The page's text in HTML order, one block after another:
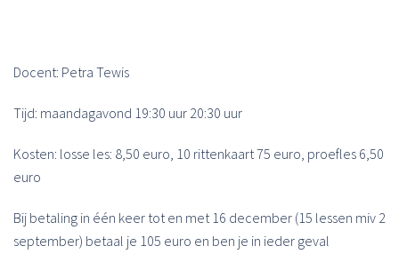
Docent: Petra Tewis
Tijd: maandagavond 19:30 uur 20:30 uur
Kosten: losse les: 8,50 euro, 10 rittenkaart 75 euro, proefles 6,50
euro
Bij betaling in één keer tot en met 16 december (15 lessen miv 2
september) betaal je 105 euro en ben je in ieder geval